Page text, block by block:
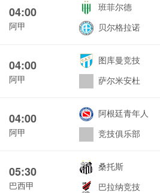
04:00
阿甲
班菲尔德
贝尔格拉诺
04:00
阿甲
图库曼竞技
萨尔米安杜
04:00
阿甲
阿根廷青年人
竞技俱乐部
05:30
巴西甲
桑托斯
巴拉纳竞技